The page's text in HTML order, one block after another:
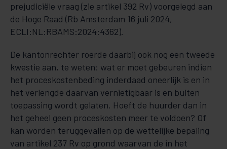
prejudiciële vraag (zie artikel 392 Rv) voorgelegd aan
de Hoge Raad (Rb Amsterdam 16 juli 2024,
ECLI:NL:RBAMS:2024:4362).
De kantonrechter roerde daarbij ook nog een tweede
kwestie aan, te weten: wat er moet gebeuren indien
het proceskostenbeding inderdaad oneerlijk is en in
het verlengde daarvan vernietigbaar is en buiten
toepassing wordt gelaten. Hoeft de huurder dan in
het geheel geen proceskosten meer te voldoen? Of
kan worden teruggevallen op de wettelijke bepaling
van artikel 237 Rv op grond waarvan de in het